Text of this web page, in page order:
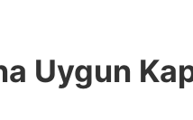
Uygun